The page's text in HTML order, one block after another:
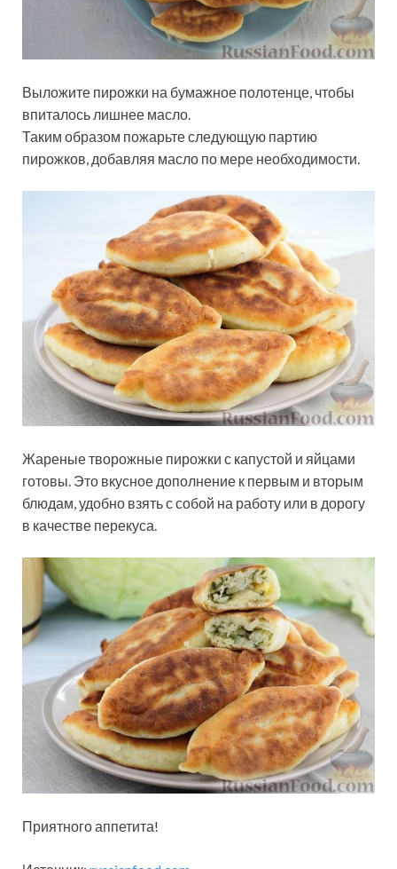
Выложите пирожки на бумажное полотенце, чтобы
впиталось лишнее масло.
Таким образом пожарьте следующую партию
пирожков, добавляя масло по мере необходимости.
Жареные творожные пирожки с капустой и яйцами
готовы. Это вкусное дополнение к первым и вторым
блюдам, удобно взять с собой на работу или в дорогу
в качестве перекуса.
Приятного аппетита!